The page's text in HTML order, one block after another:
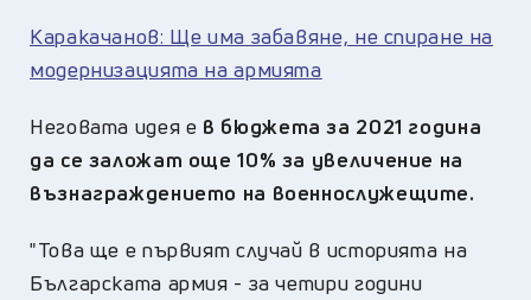
Каракачанов: Ще има забавяне, не спиране на
модернизацията на армията
Неговата идея е в бюджета за 2021 година
да се заложат още 10% за увеличение на
възнаграждението на военнослужещите.
"Това ще е първият случай в историята на
Българската армия - за четири години